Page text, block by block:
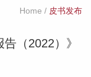
Home / 皮书发布
（2022）》